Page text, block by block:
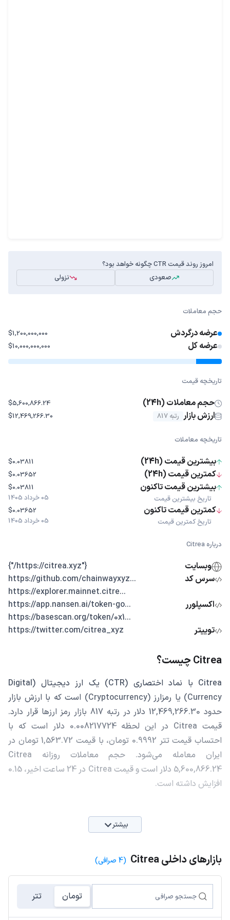
امروز روند قیمت CTR چگونه خواهد بود؟
صعودی
نزولی
حجم معاملات
عرضه درگردش $1,200,000,000
عرضه کل $10,000,000,000
تاریخچه قیمت
حجم معاملات (24h) $5,600,866.24
ارزش بازار رتبه 817 $12,469,266.30
تاریخچه معاملات
بیشترین قیمت (24h) $0.03811
کمترین قیمت (24h) $0.03652
بیشترین قیمت تاکنون
تاریخ بیشترین قیمت
$0.03811
05 خرداد 1405
کمترین قیمت تاکنون
تاریخ کمترین قیمت
$0.03652
05 خرداد 1405
درباره Citrea
وبسایت
{"https://citrea.xyz/"}
سرس کد
...https://github.com/chainwayxyz
اکسپلورر
...https://explorer.mainnet.citre
...https://app.nansen.ai/token-go
...https://basescan.org/token/0x1
توییتر
https://twitter.com/citrea_xyz
Citrea چیست؟
Citrea با نماد اختصاری (CTR) یک ارز دیجیتال (Digital
Currency) یا رمزارز (Cryptocurrency) است که با ارزش بازار
حدود 12,469,266.30 دلار در رتبه 817 بازار رمز ارزها قرار دارد.
قیمت Citrea در این لحظه 0.008217724 دلار است که با
احتساب قیمت تتر 0.9992 تومان، با قیمت 1,563.72 تومان در
ایران معامله می‌شود. حجم معاملات روزانه Citrea
5,600,866.24 دلار است و قیمت Citrea در 24 ساعت اخیر، 0.15
افزایش داشته است.
بیشتر
بازارهای داخلی Citrea (4 صرافی)
تومان تتر